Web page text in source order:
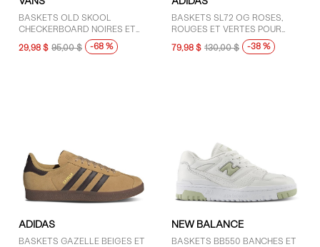
BASKETS OLD SKOOL
CHECKERBOARD NOIRES ET
BLANCHES
29,98 $ 95,00 $ -68 %
BASKETS SL72 OG ROSES,
ROUGES ET VERTES POUR
FEMMES
79,98 $ 130,00 $ -38 %
ADIDAS
BASKETS GAZELLE BEIGES ET
NEW BALANCE
BASKETS BB550 BANCHES ET